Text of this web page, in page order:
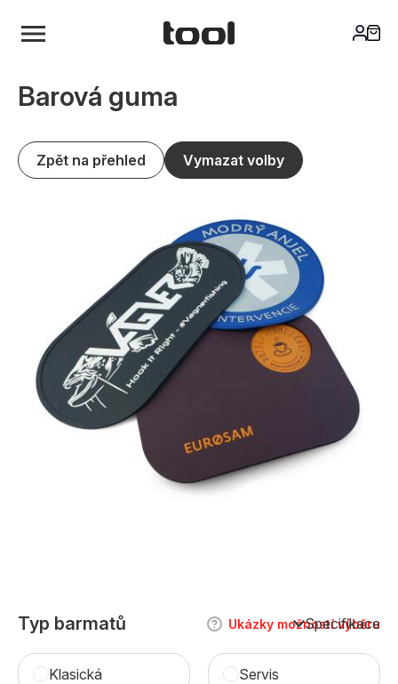
Barová guma
Zpět na přehled Vymazat volby
Specifikace
Typ barmatů Ukázky možností výběru
Klasická Servis